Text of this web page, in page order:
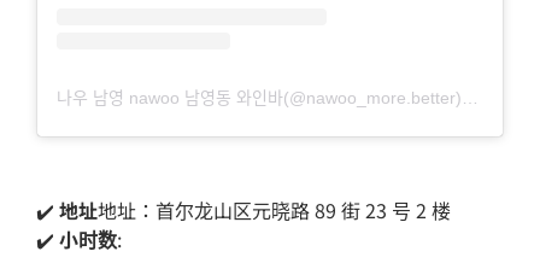
나우 남영 nawoo 남영동 와인바(@nawoo_more.better)님의 공유 게시물
✔️ 地址地址：首尔龙山区元晓路 89 街 23 号 2 楼
✔️ 小时数: